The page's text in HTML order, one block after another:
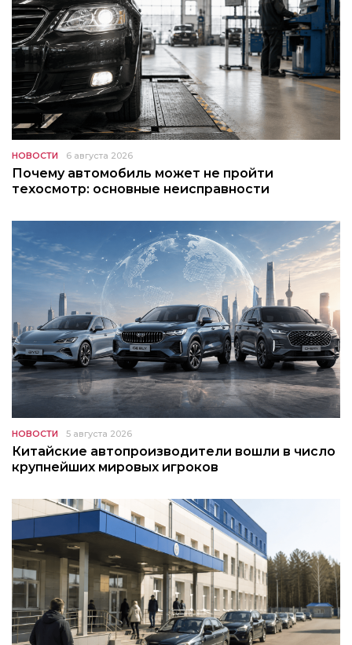
НОВОСТИ 6 августа 2026
Почему автомобиль может не пройти
техосмотр: основные неисправности
НОВОСТИ 5 августа 2026
Китайские автопроизводители вошли в число
крупнейших мировых игроков